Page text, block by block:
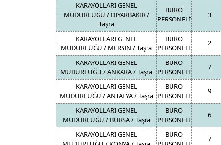
KARAYOLLARI GENEL
MÜDÜRLÜĞÜ / DİYARBAKIR /
Taşra
BÜRO
PERSONELİ
3
KARAYOLLARI GENEL
MÜDÜRLÜĞÜ / MERSİN / Taşra
BÜRO
PERSONELİ
2
KARAYOLLARI GENEL
MÜDÜRLÜĞÜ / ANKARA / Taşra
BÜRO
PERSONELİ
7
KARAYOLLARI GENEL
MÜDÜRLÜĞÜ / ANTALYA / Taşra
BÜRO
PERSONELİ
9
KARAYOLLARI GENEL
MÜDÜRLÜĞÜ / BURSA / Taşra
BÜRO
PERSONELİ
6
KARAYOLLARI GENEL
BÜRO
7